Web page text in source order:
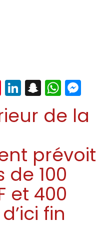
Pinterest
LinkedIn
Snapchat
de la
prévoit
100
et 400
fin